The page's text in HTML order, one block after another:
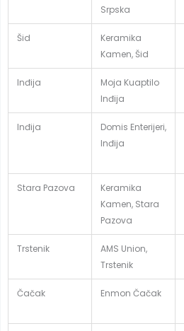
Srpska
Šid
Keramika
Kamen, Šid
Inđija
Moja Kuaptilo
Inđija
Inđija
Domis Enterijeri,
Inđija
Stara Pazova
Keramika
Kamen, Stara
Pazova
Trstenik
AMS Union,
Trstenik
Čačak Enmon Čačak